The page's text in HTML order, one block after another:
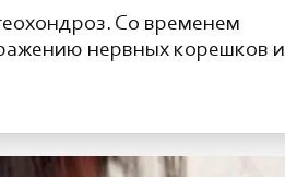
Со временем
нервных корешков и